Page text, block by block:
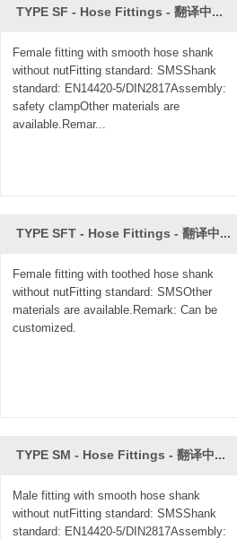
TYPE SF - Hose Fittings - 翻译中...
Female fitting with smooth hose shank
without nutFitting standard: SMSShank
standard: EN14420-5/DIN2817Assembly:
safety clampOther materials are
available.Remar...
TYPE SFT - Hose Fittings - 翻译中...
Female fitting with toothed hose shank
without nutFitting standard: SMSOther
materials are available.Remark: Can be
customized.
TYPE SM - Hose Fittings - 翻译中...
Male fitting with smooth hose shank
without nutFitting standard: SMSShank
standard: EN14420-5/DIN2817Assembly: